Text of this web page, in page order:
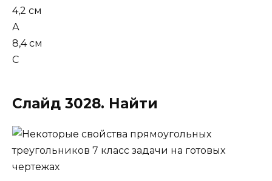
4,2 см
А
8,4 см
С
Слайд 3028. Найти